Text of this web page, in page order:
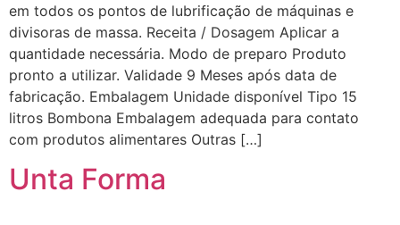
em todos os pontos de lubrificação de máquinas e
divisoras de massa. Receita / Dosagem Aplicar a
quantidade necessária. Modo de preparo Produto
pronto a utilizar. Validade 9 Meses após data de
fabricação. Embalagem Unidade disponível Tipo 15
litros Bombona Embalagem adequada para contato
com produtos alimentares Outras […]
Unta Forma